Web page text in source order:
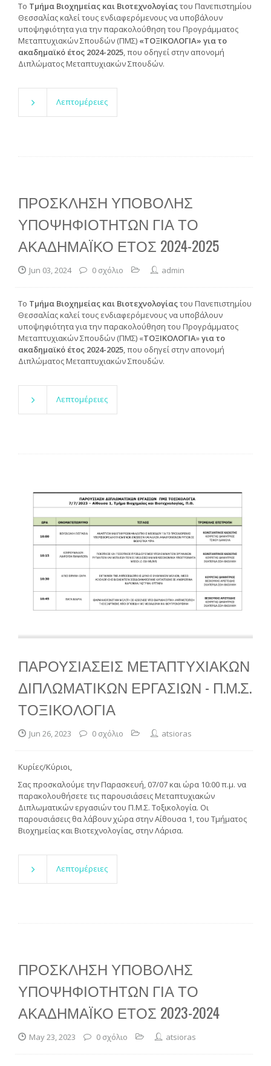
Το Τμήμα Βιοχημείας και Βιοτεχνολογίαςτου Πανεπιστημίου
Θεσσαλίας καλεί τους ενδιαφερόμενους να υποβάλουν
υποψηφιότητα για την παρακολούθηση του Προγράμματος
Μεταπτυχιακών Σπουδών (ΠΜΣ) «ΤΟΞΙΚΟΛΟΓΙΑ» για το
ακαδημαϊκό έτος 2024-2025, που οδηγεί στην απονομή
Διπλώματος Μεταπτυχιακών Σπουδών.
Λεπτομέρειες
ΠΡΟΣΚΛΗΣΗ ΥΠΟΒΟΛΗΣ
ΥΠΟΨΗΦΙΟΤΗΤΩΝ ΓΙΑ ΤΟ
ΑΚΑΔΗΜΑΪΚΟ ΕΤΟΣ 2024-2025
Jun 03, 2024 0 σχόλιο admin
Το Τμήμα Βιοχημείας και Βιοτεχνολογίαςτου Πανεπιστημίου
Θεσσαλίας καλεί τους ενδιαφερόμενους να υποβάλουν
υποψηφιότητα για την παρακολούθηση του Προγράμματος
Μεταπτυχιακών Σπουδών (ΠΜΣ) «ΤΟΞΙΚΟΛΟΓΙΑ»για το
ακαδημαϊκό έτος 2024-2025, που οδηγεί στην απονομή
Διπλώματος Μεταπτυχιακών Σπουδών.
Λεπτομέρειες
ΠΑΡΟΥΣΙΆΣΕΙΣ ΜΕΤΑΠΤΥΧΙΑΚΏΝ
ΔΙΠΛΩΜΑΤΙΚΏΝ ΕΡΓΑΣΙΏΝ - Π.Μ.Σ.
ΤΟΞΙΚΟΛΟΓΊΑ
Jun 26, 2023 0 σχόλιο atsioras
Κυρίες/Κύριοι,
Σας προσκαλούμε την Παρασκευή, 07/07 και ώρα 10:00 π.μ. να
παρακολουθήσετε τις παρουσιάσεις Μεταπτυχιακών
Διπλωματικών εργασιών του Π.Μ.Σ. Τοξικολογία. Οι
παρουσιάσεις θα λάβουν χώρα στην Αίθουσα 1, του Τμήματος
Βιοχημείας και Βιοτεχνολογίας, στην Λάρισα.
Λεπτομέρειες
ΠΡΟΣΚΛΗΣΗ ΥΠΟΒΟΛΗΣ
ΥΠΟΨΗΦΙΟΤΗΤΩΝ ΓΙΑ ΤΟ
ΑΚΑΔΗΜΑΪΚΟ ΕΤΟΣ 2023-2024
May 23, 2023 0 σχόλιο atsioras